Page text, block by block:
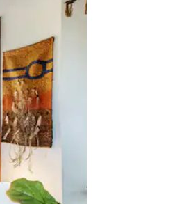
te tikken of swipen.